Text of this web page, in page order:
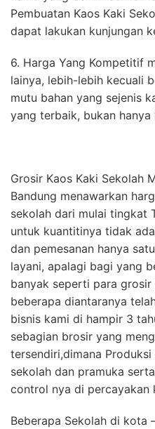
Pembuatan Kaos Kaki
dapat lakukan kunjungan
6. Harga Yang Kompetitif
lainya, lebih-lebih kecuali
mutu bahan yang sejenis
yang terbaik, bukan hanya
Grosir Kaos Kaki Sekolah
Bandung menawarkan
sekolah dari mulai tingkat
untuk kuantitinya tidak
dan pemesanan hanya
layani, apalagi bagi yang
banyak seperti para
beberapa diantaranya
bisnis kami di hampir 3
sebagian brosir yang
tersendiri,dimana
sekolah dan pramuka
control nya di percayakan
Beberapa Sekolah di kota